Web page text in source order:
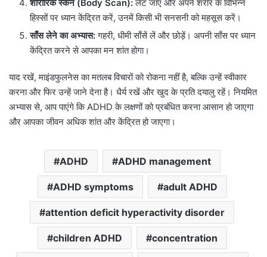
शारीरिक स्कैन (Body Scan):लेट जाएं और अपने शरीर के विभिन्न
हिस्सों पर ध्यान केंद्रित करें, उनमें किसी भी सनसनी को महसूस करें।
साँस लेने का अभ्यास:गहरी, धीमी साँसें लें और छोड़ें। अपनी साँस पर ध्यान
केंद्रित करने से आपका मन शांत होगा।
याद रखें, माइंडफुलनेस का मतलब विचारों को रोकना नहीं है, बल्कि उन्हें स्वीकार
करना और फिर उन्हें जाने देना है। धैर्य रखें और खुद के प्रति दयालु रहें। नियमित
अभ्यास से, आप पाएंगे कि ADHD के लक्षणों को प्रबंधित करना आसान हो जाएगा
और आपका जीवन अधिक शांत और केंद्रित हो जाएगा।
ADHD ADHD management
ADHD symptoms adult ADHD
attention deficit hyperactivity disorder
children ADHD concentration